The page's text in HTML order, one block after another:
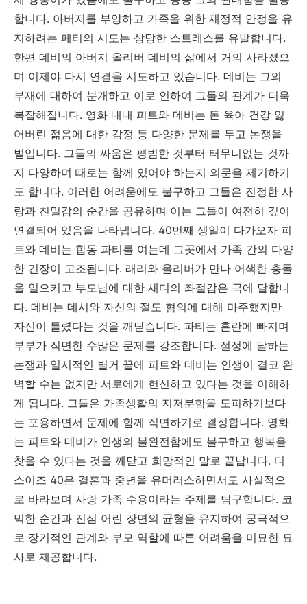
합니다. 아버지를 부양하고 가족을 위한 재정적 안정을 유
지하려는 페티의 시도는 상당한 스트레스를 유발합니다.
한편 데비의 아버지 올리버 데비의 삶에서 거의 사라졌으
며 이제야 다시 연결을 시도하고 있습니다. 데비는 그의
부재에 대하여 분개하고 이로 인하여 그들의 관계가 더욱
복잡해집니다. 영화 내내 피트와 데비는 돈 육아 건강 잃
어버린 젊음에 대한 감정 등 다양한 문제를 두고 논쟁을
벌입니다. 그들의 싸움은 평범한 것부터 터무니없는 것까
지 다양하며 때로는 함께 있어야 하는지 의문을 제기하기
도 합니다. 이러한 어려움에도 불구하고 그들은 진정한 사
랑과 친밀감의 순간을 공유하며 이는 그들이 여전히 깊이
연결되어 있음을 나타냅니다. 40번째 생일이 다가오자 피
트와 데비는 합동 파티를 여는데 그곳에서 가족 간의 다양
한 긴장이 고조됩니다. 래리와 올리버가 만나 어색한 충돌
을 일으키고 부모님에 대한 새디의 좌절감은 극에 달합니
다. 데비는 데시와 자신의 절도 혐의에 대해 마주했지만
자신이 틀렸다는 것을 깨닫습니다. 파티는 혼란에 빠지며
부부가 직면한 수많은 문제를 강조합니다. 절정에 달하는
논쟁과 일시적인 별거 끝에 피트와 데비는 인생이 결코 완
벽할 수는 없지만 서로에게 헌신하고 있다는 것을 이해하
게 됩니다. 그들은 가족생활의 지저분함을 도피하기보다
는 포용하면서 문제에 함께 직면하기로 결정합니다. 영화
는 피트와 데비가 인생의 불완전함에도 불구하고 행복을
찾을 수 있다는 것을 깨닫고 희망적인 말로 끝납니다. 디
스이즈 40은 결혼과 중년을 유머러스하면서도 사실적으
로 바라보며 사랑 가족 수용이라는 주제를 탐구합니다. 코
믹한 순간과 진심 어린 장면의 균형을 유지하여 궁극적으
로 장기적인 관계와 부모 역할에 따른 어려움을 미묘한 묘
사로 제공합니다.